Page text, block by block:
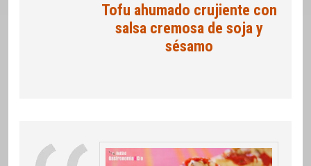
Tofu ahumado crujiente con
salsa cremosa de soja y
sésamo